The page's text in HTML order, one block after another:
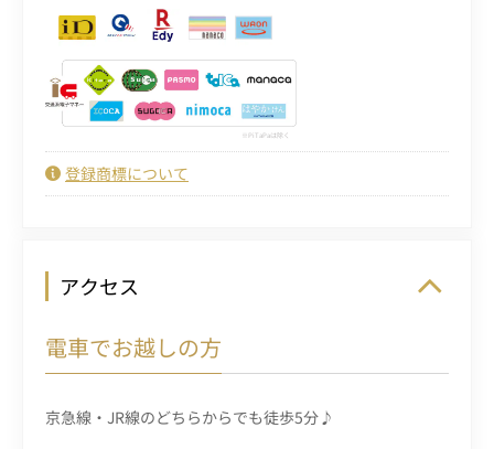
PiTaPaは除く
登録商標について
アクセス
電車でお越しの方
京急線・JR線のどちらからでも徒歩5分♪